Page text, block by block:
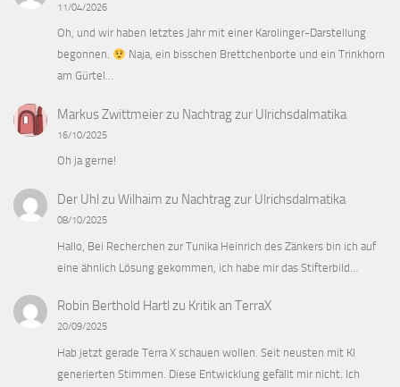
11/04/2026
Oh, und wir haben letztes Jahr mit einer Karolinger-Darstellung
begonnen.
Naja, ein bisschen Brettchenborte und ein Trinkhorn
am Gürtel…
Markus Zwittmeierzu Nachtrag zur Ulrichsdalmatika
16/10/2025
Oh ja gerne!
Der Uhl zu Wilhaim zu Nachtrag zur Ulrichsdalmatika
08/10/2025
Hallo, Bei Recherchen zur Tunika Heinrich des Zänkers bin ich auf
eine ähnlich Lösung gekommen, ich habe mir das Stifterbild…
Robin Berthold Hartl zu Kritik an TerraX
20/09/2025
Hab jetzt gerade Terra X schauen wollen. Seit neusten mit KI
generierten Stimmen. Diese Entwicklung gefällt mir nicht. Ich